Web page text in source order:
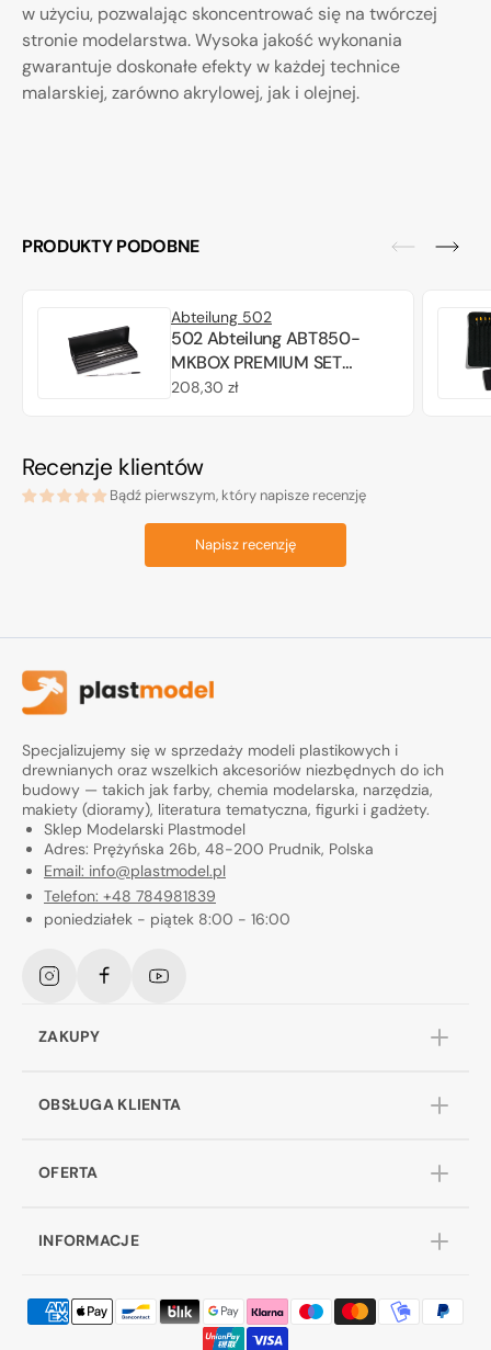
w użyciu, pozwalając skoncentrować się na twórczej
stronie modelarstwa. Wysoka jakość wykonania
gwarantuje doskonałe efekty w każdej technice
malarskiej, zarówno akrylowej, jak i olejnej.
PRODUKTY PODOBNE
Abteilung 502
502 Abteilung ABT850-
MKBOX PREMIUM SET
MARTA KOLINSKY TOP LINE
Cena
208,30 zł
Recenzje klientów
Bądź pierwszym, który napisze recenzję
Napisz recenzję
Specjalizujemy się w sprzedaży modeli plastikowych i
drewnianych oraz wszelkich akcesoriów niezbędnych do ich
budowy — takich jak farby, chemia modelarska, narzędzia,
makiety (dioramy), literatura tematyczna, figurki i gadżety.
Sklep Modelarski Plastmodel
Adres: Prężyńska 26b, 48-200 Prudnik, Polska
Email: info@plastmodel.pl
Telefon: +48 784981839
poniedziałek - piątek 8:00 - 16:00
InstagramFacebookYouTube
ZAKUPY
OBSŁUGA KLIENTA
OFERTA
INFORMACJE